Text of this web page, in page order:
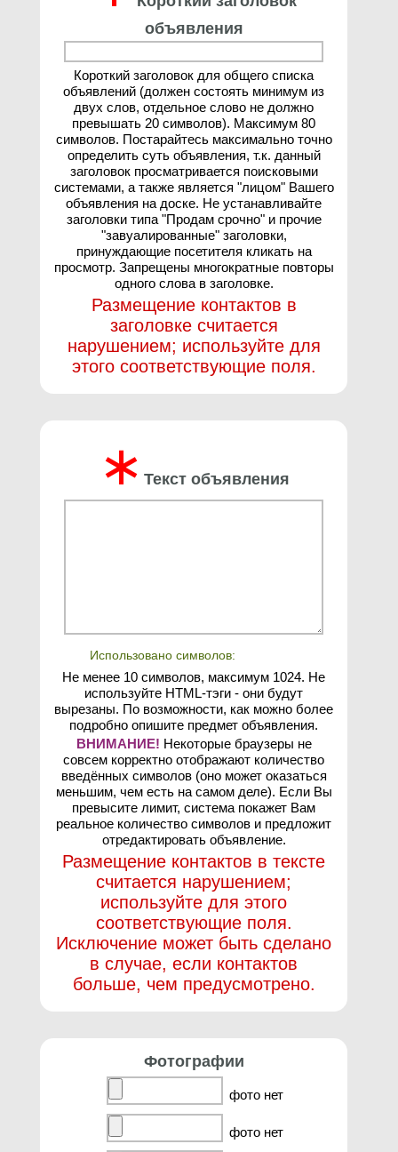
объявления
Короткий заголовок для общего списка
объявлений (должен состоять минимум из
двух слов, отдельное слово не должно
превышать 20 символов). Максимум 80
символов. Постарайтесь максимально точно
определить суть объявления, т.к. данный
заголовок просматривается поисковыми
системами, а также является "лицом" Вашего
объявления на доске. Не устанавливайте
заголовки типа "Продам срочно" и прочие
"завуалированные" заголовки,
принуждающие посетителя кликать на
просмотр. Запрещены многократные повторы
одного слова в заголовке.
Размещение контактов в
заголовке считается
нарушением; используйте для
этого соответствующие поля.
∗ Текст объявления
Использовано символов:
Не менее 10 символов, максимум 1024. Не
используйте HTML-тэги - они будут
вырезаны. По возможности, как можно более
подробно опишите предмет объявления.
ВНИМАНИЕ! Некоторые браузеры не
совсем корректно отображают количество
введённых символов (оно может оказаться
меньшим, чем есть на самом деле). Если Вы
превысите лимит, система покажет Вам
реальное количество символов и предложит
отредактировать объявление.
Размещение контактов в тексте
считается нарушением;
используйте для этого
соответствующие поля.
Исключение может быть сделано
в случае, если контактов
больше, чем предусмотрено.
Фотографии
фото нет
фото нет